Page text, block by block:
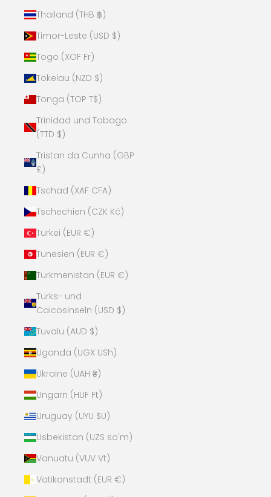
Thailand (THB ฿)
Timor-Leste (USD $)
Togo (XOF Fr)
Tokelau (NZD $)
Tonga (TOP T$)
Trinidad und Tobago
(TTD $)
Tristan da Cunha (GBP
£)
Tschad (XAF CFA)
Tschechien (CZK Kč)
Türkei (EUR €)
Tunesien (EUR €)
Turkmenistan (EUR €)
Turks- und
Caicosinseln (USD $)
Tuvalu (AUD $)
Uganda (UGX USh)
Ukraine (UAH ₴)
Ungarn (HUF Ft)
Uruguay (UYU $U)
Usbekistan (UZS so'm)
Vanuatu (VUV Vt)
Vatikanstadt (EUR €)